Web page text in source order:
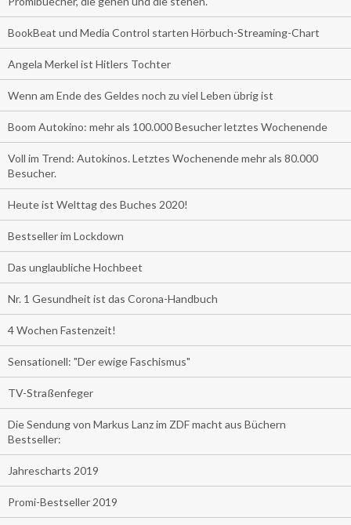
BookBeat und Media Control starten Hörbuch-Streaming-Chart
Angela Merkel ist Hitlers Tochter
Wenn am Ende des Geldes noch zu viel Leben übrig ist
Boom Autokino: mehr als 100.000 Besucher letztes Wochenende
Voll im Trend: Autokinos. Letztes Wochenende mehr als 80.000
Besucher.
Heute ist Welttag des Buches 2020!
Bestseller im Lockdown
Das unglaubliche Hochbeet
Nr. 1 Gesundheit ist das Corona-Handbuch
4 Wochen Fastenzeit!
Sensationell: "Der ewige Faschismus"
TV-Straßenfeger
Die Sendung von Markus Lanz im ZDF macht aus Büchern
Bestseller:
Jahrescharts 2019
Promi-Bestseller 2019